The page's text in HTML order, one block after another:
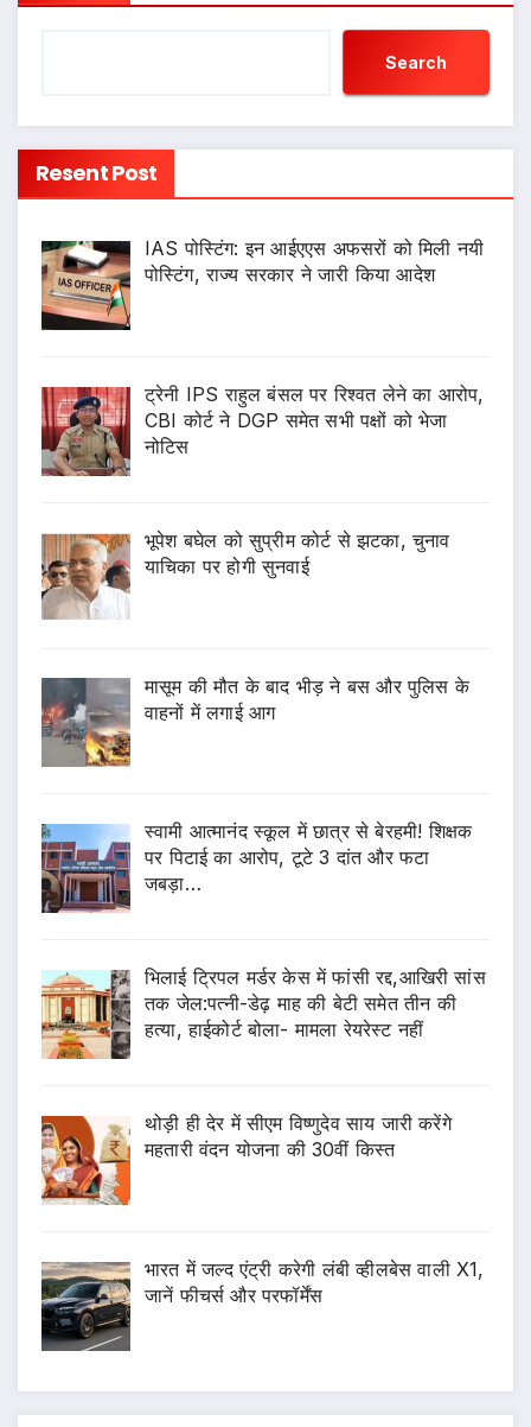
Search
Resent Post
IAS पोस्टिंग: इन आईएएस अफसरों को मिली नयी
पोस्टिंग, राज्य सरकार ने जारी किया आदेश
ट्रेनी IPS राहुल बंसल पर रिश्वत लेने का आरोप,
CBI कोर्ट ने DGP समेत सभी पक्षों को भेजा
नोटिस
भूपेश बघेल को सुप्रीम कोर्ट से झटका, चुनाव
याचिका पर होगी सुनवाई
मासूम की मौत के बाद भीड़ ने बस और पुलिस के
वाहनों में लगाई आग
स्वामी आत्मानंद स्कूल में छात्र से बेरहमी! शिक्षक
पर पिटाई का आरोप, टूटे 3 दांत और फटा
जबड़ा…
भिलाई ट्रिपल मर्डर केस में फांसी रद्द,आखिरी सांस
तक जेल:पत्नी-डेढ़ माह की बेटी समेत तीन की
हत्या, हाईकोर्ट बोला- मामला रेयरेस्ट नहीं
थोड़ी ही देर में सीएम विष्णुदेव साय जारी करेंगे
महतारी वंदन योजना की 30वीं किस्त
भारत में जल्द एंट्री करेगी लंबी व्हीलबेस वाली X1,
जानें फीचर्स और परफॉर्मेंस